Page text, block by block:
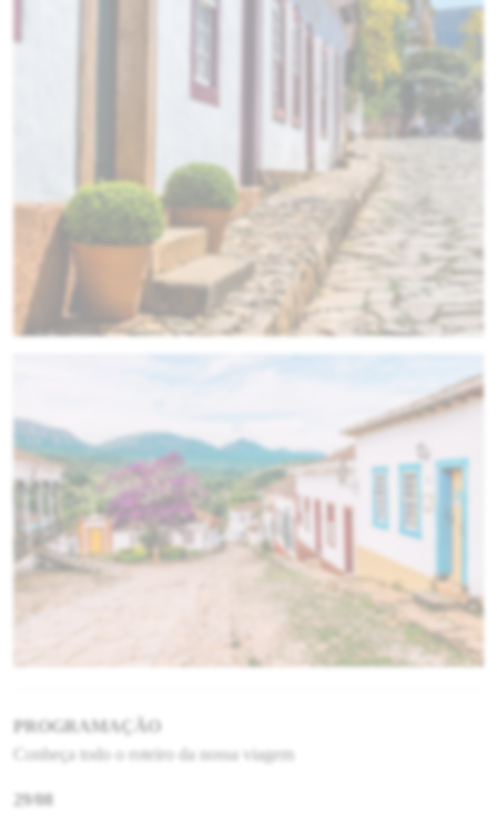
PROGRAMAÇÃO
Conheça todo o roteiro da nossa viagem
29/08